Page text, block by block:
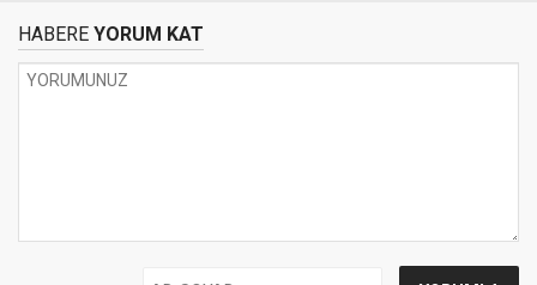
HABERE YORUM KAT